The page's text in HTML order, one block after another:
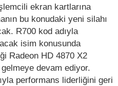
ekran kartlarına
bu konudaki yeni silahı
R700 kod adıyla
isim konusunda
Radeon HD 4870 X2
devam ediyor.
performans liderliğini geri